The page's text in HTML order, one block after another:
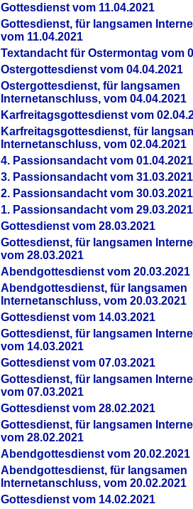
Gottesdienst vom 11.04.2021
Gottesdienst, für langsamen
vom 11.04.2021
Textandacht für Ostermontag vom
Ostergottesdienst vom 04.04.2021
Ostergottesdienst, für langsamen
Internetanschluss, vom 04.04.2021
Karfreitagsgottesdienst vom
Karfreitagsgottesdienst, für
Internetanschluss, vom 02.04.2021
4. Passionsandacht vom 01.04.2021
3. Passionsandacht vom 31.03.2021
2. Passionsandacht vom 30.03.2021
1. Passionsandacht vom 29.03.2021
Gottesdienst vom 28.03.2021
Gottesdienst, für langsamen
vom 28.03.2021
Abendgottesdienst vom 20.03.2021
Abendgottesdienst, für langsamen
Internetanschluss, vom 20.03.2021
Gottesdienst vom 14.03.2021
Gottesdienst, für langsamen
vom 14.03.2021
Gottesdienst vom 07.03.2021
Gottesdienst, für langsamen
vom 07.03.2021
Gottesdienst vom 28.02.2021
Gottesdienst, für langsamen
vom 28.02.2021
Abendgottesdienst vom 20.02.2021
Abendgottesdienst, für langsamen
Internetanschluss, vom 20.02.2021
Gottesdienst vom 14.02.2021